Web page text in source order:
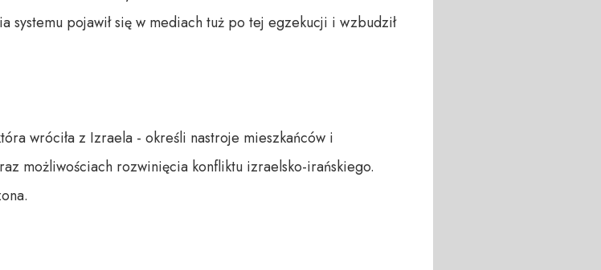
systemu pojawił się w mediach tuż po tej egzekucji i wzbudził
wróciła z Izraela - określi nastroje mieszkańców i
możliwościach rozwinięcia konfliktu izraelsko-irańskiego.